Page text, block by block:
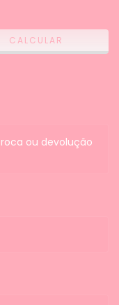
CALCULAR
ou devolução